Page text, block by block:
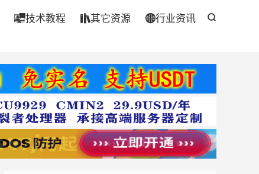

技术教程 其它资源 行业资讯